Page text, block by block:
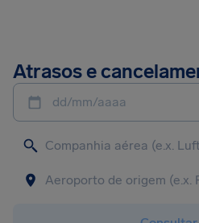
Atrasos e
dd/mm/aaaa